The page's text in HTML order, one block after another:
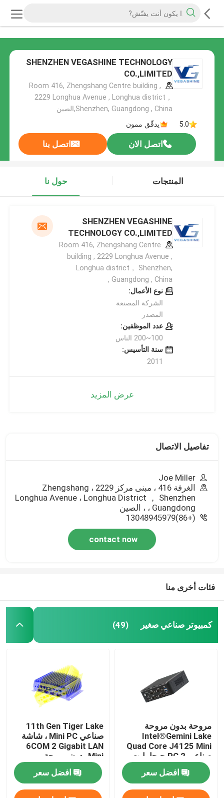
SHENZHEN VEGASHINE TECHNOLOGY
CO.,LIMITED
Room 416, Zhengshang Centre building ,
2229 Longhua Avenue , Longhua district，
Shenzhen, Guangdong , China,الصين
5.0
يدقّق ممون
اتصل الان اتصل بنا
المنتجات حول نا
SHENZHEN VEGASHINE
TECHNOLOGY CO.,LIMITED
Room 416, Zhengshang Centre
building , 2229 Longhua Avenue ,
Longhua district， Shenzhen,
Guangdong , China ,
نوع الأعمال:
الشركة المصنعة
المصدر
عدد الموظفين:
100~200 الناس
سنة التأسيس:
2011
عرض المزيد
تفاصيل الاتصال
Joe Miller
الغرفة 416 ، مبنى مركز Zhengshang ، 2229
Longhua Avenue ، Longhua District ， Shenzhen
، Guangdong ، الصين
(+86)13048945979
contact now
فئات أخرى منا
كمبيوتر صناعي صغير (49)
مروحة بدون مروحة
Intel®Gemini Lake
Quad Core J4125 Mini
صناعي PC 2 جيجا بايت
NIC 6COM Nuc
افضل سعر
11th Gen Tiger Lake
صناعي Mini PC ، شاشة
6COM 2 Gigabit LAN
Mini بدون مروحة
للكمبيوتر
افضل سعر